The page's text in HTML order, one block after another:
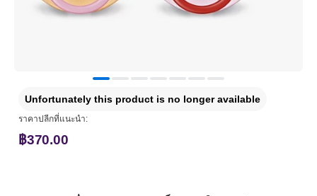
Unfortunately this product is no longer available
ราคาปลีกที่แนะนำ:
฿370.00